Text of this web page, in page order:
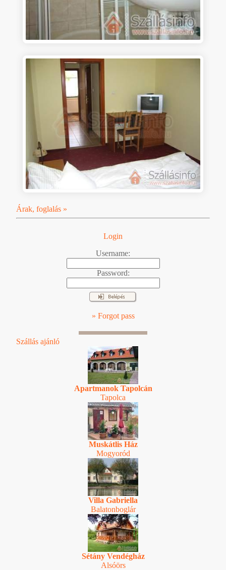
Árak, foglalás »
Login
Username:
Password:
» Forgot pass
Szállás ajánló
Apartmanok Tapolcán
Tapolca
Muskátlis Ház
Mogyoród
Villa Gabriella
Balatonboglár
Sétány Vendégház
Alsóörs